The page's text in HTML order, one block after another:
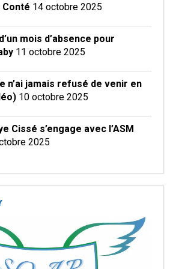
14 octobre 2025
mois d’absence pour
11 octobre 2025
n’ai jamais refusé de venir en
10 octobre 2025
Cissé s’engage avec l’ASM
2025